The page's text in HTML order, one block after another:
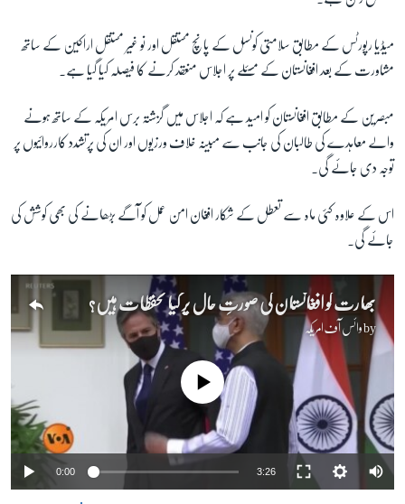
زبان
میڈیا رپورٹس کے مطابق سلامتی کونسل کے پانچ مستقل اور نو غیر مستقل اراکین کے ساتھ
مشاورت کے بعد افغانستان کے مسئلے پر اجلاس منعقد کرنے کا فیصلہ کیا گیا ہے۔
مبصرین کے مطابق افغانستان کو امید ہے کہ اجلاس میں گزشتہ برس امریکہ کے ساتھ ہونے
والے معاہدے کی طالبان کی جانب سے مبینہ خلاف ورزیوں اور ان کی پرتشدد کارروائیوں پر
توجہ دی جائے گی۔
اس کے علاوہ کئی ماہ سے تعطل کے شکار افغان امن عمل کو آگے بڑھانے کی بھی کوشش کی
جائے گی۔
بھارت کو افغانستان کی صورتِ حال پر کیا تحفظات ہیں؟
byوائس آف امریکہ
No media source currently available
0:00 3:26